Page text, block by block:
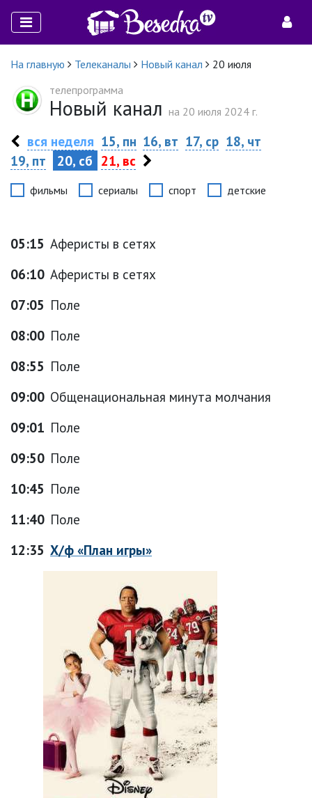
На главную Телеканалы Новый канал
20 июля
телепрограмма
Новый канал на 20 июля 2024 г.
вся неделя 15, пн 16, вт 17, ср 18, чт
19, пт
20, сб 21, вс
фильмы сериалы спорт детские
05:15 Аферисты в сетях
06:10 Аферисты в сетях
07:05 Поле
08:00 Поле
08:55 Поле
09:00 Общенациональная минута молчания
09:01 Поле
09:50 Поле
10:45 Поле
11:40 Поле
12:35 Х/ф «План игры»